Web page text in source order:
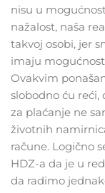
nisu u
nažalost, naša
takvoj osobi, jer
imaju
Ovakvim
slobodno ću reći,
za plaćanje ne
životnih
račune. Logično
HDZ-a da je u
da radimo